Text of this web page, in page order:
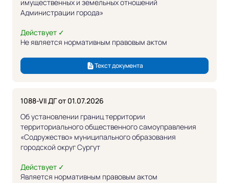
имущественных и земельных отношений
Администрации города»
Действует ✓
Не является нормативным правовым актом
Текст документа
1088-VII ДГ от 01.07.2026
Об установлении границ территории
территориального общественного самоуправления
«Содружество» муниципального образования
городской округ Сургут
Действует ✓
Является нормативным правовым актом